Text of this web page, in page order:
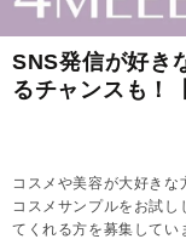
SNS発信が好き
るチャンスも！
コスメや美容が大好き
コスメサンプルをお試
てくれる方を募集してい